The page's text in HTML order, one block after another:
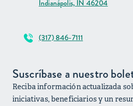
Indianápolis, IN 46204
(317) 846-7111
Suscríbase a nuestro
Reciba información actualizada
iniciativas, beneficiarios y un